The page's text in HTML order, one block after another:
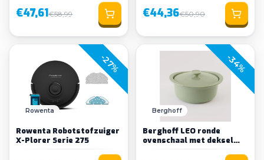
€47,61€58,99 €44,36€50,90
-27%
Rowenta
Rowenta Robotstofzuiger
X-Plorer Serie 275
-34%
Berghoff
Berghoff LEO ronde
ovenschaal met deksel